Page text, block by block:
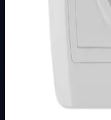
montažnu kutiju O60
Stupanj zaštite: IP20
Dostupno za kupnju
Kupovina